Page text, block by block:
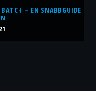
– EN SNABBGUIDE